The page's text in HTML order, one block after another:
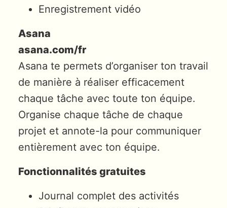
Enregistrement vidéo
Asana
asana.com/fr
Asana te permets d’organiser ton travail
de manière à réaliser efficacement
chaque tâche avec toute ton équipe.
Organise chaque tâche de chaque
projet et annote-la pour communiquer
entièrement avec ton équipe.
Fonctionnalités gratuites
Journal complet des activités